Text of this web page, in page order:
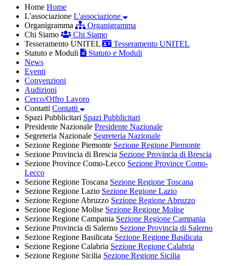
Home Home
L'associazione L'associazione
Organigramma
Organigramma
Chi Siamo
Chi Siamo
Tesseramento UNITEL
Tesseramento UNITEL
Statuto e Moduli
Statuto e Moduli
News
Eventi
Convenzioni
Audizioni
Cerco/Offro Lavoro
Contatti Contatti
Spazi Pubblicitari Spazi Pubblicitari
Presidente Nazionale Presidente Nazionale
Segreteria Nazionale Segreteria Nazionale
Sezione Regione Piemonte Sezione Regione Piemonte
Sezione Provincia di Brescia Sezione Provincia di Brescia
Sezione Province Como-Lecco Sezione Province Como-
Lecco
Sezione Regione Toscana Sezione Regione Toscana
Sezione Regione Lazio Sezione Regione Lazio
Sezione Regione Abruzzo Sezione Regione Abruzzo
Sezione Regione Molise Sezione Regione Molise
Sezione Regione Campania Sezione Regione Campania
Sezione Provincia di Salerno Sezione Provincia di Salerno
Sezione Regione Basilicata Sezione Regione Basilicata
Sezione Regione Calabria Sezione Regione Calabria
Sezione Regione Sicilia Sezione Regione Sicilia